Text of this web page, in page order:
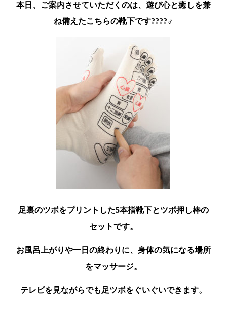
本日、ご案内させていただくのは、 遊び心と癒しを兼
ね備えたこちらの靴下です????‍♂️
足裏のツボをプリントした5本指靴下とツボ押し棒の
セットです。
お風呂上がりや一日の終わりに、身体の気になる場所
をマッサージ。
テレビを見ながらでも足ツボをぐいぐいできます。